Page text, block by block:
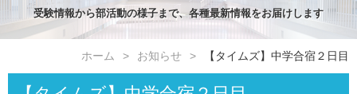
受験情報から部活動の様子まで、各種最新情報をお届けします
ホーム お知らせ 【タイムズ】中学合宿２日目